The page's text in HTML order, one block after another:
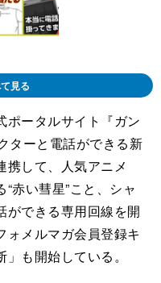
見る
ータルサイト『ガン
ターと電話ができる新
携して、人気アニメ
赤い彗星”こと、シャ
ができる専用回線を開
ォメルマガ会員登録キ
も開始している。